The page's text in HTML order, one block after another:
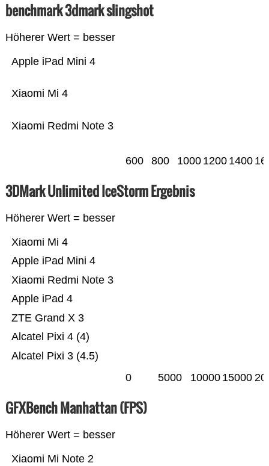
benchmark 3dmark slingshot
Höherer Wert = besser
Xiaomi Redmi Note 3
Xiaomi Mi 4
Apple iPad Mini 4
600 800 1000 1200 1400
3DMark Unlimited IceStorm Ergebnis
Höherer Wert = besser
Alcatel Pixi 3 (4.5)
Alcatel Pixi 4 (4)
ZTE Grand X 3
Apple iPad 4
Xiaomi Redmi Note 3
Apple iPad Mini 4
Xiaomi Mi 4
0 5000 10000 15000
GFXBench Manhattan (FPS)
Höherer Wert = besser
Xiaomi Mi Note 2